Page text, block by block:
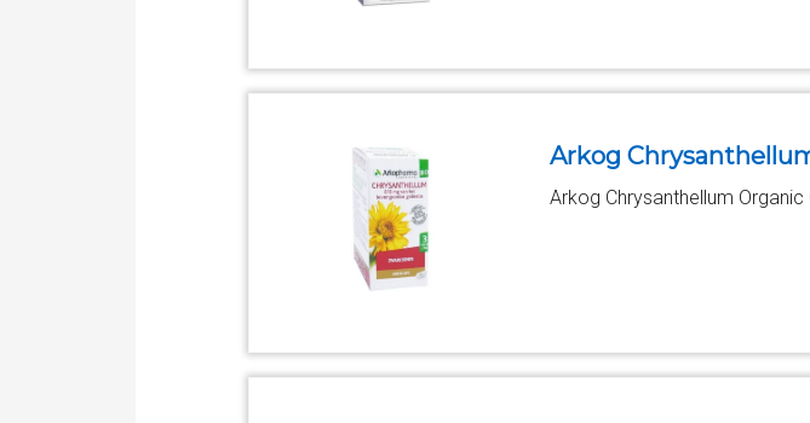
Arkog
Arkog Chrysanthellum Organic